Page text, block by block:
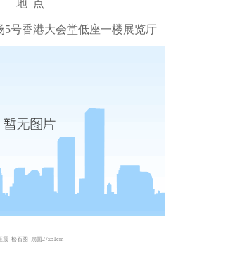
地 点
5号香港大会堂低座一楼展览厅
震松石图 扇面27x51cm